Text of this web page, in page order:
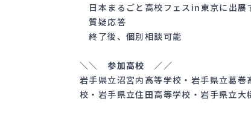
日本まるごと高校フェスin東京に出展
質疑応答
終了後、個別相談可能
＼＼ 参加高校 ／／
岩手県立沼宮内高等学校・岩手県立葛
校・岩手県立住田高等学校・岩手県立